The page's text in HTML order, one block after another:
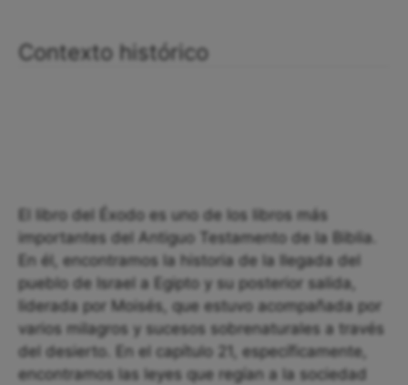
Contexto histórico
El libro del Éxodo es uno de los libros más
importantes del Antiguo Testamento de la Biblia.
En él, encontramos la historia de la llegada del
pueblo de Israel a Egipto y su posterior salida,
liderada por Moisés, que estuvo acompañada por
varios milagros y sucesos sobrenaturales a través
del desierto. En el capítulo 21, específicamente,
encontramos las leyes que regían a la sociedad